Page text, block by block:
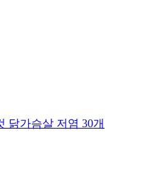
닭가슴살 저염 30개